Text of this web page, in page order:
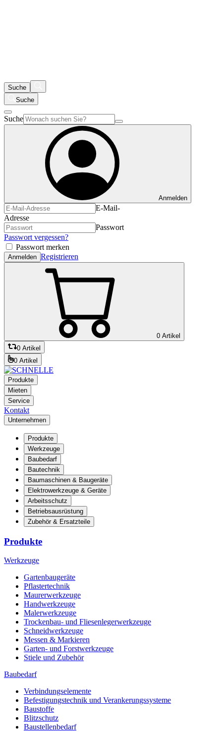
Suche
Suche
Suche
Anmelden
E-Mail-
Adresse
Passwort
Passwort vergessen?
Passwort merken
Anmelden Registrieren
0 Artikel
0 Artikel
0 Artikel
Produkte
Mieten
Service
Kontakt
Unternehmen
Produkte
Werkzeuge
Baubedarf
Bautechnik
Baumaschinen & Baugeräte
Elektrowerkzeuge & Geräte
Arbeitsschutz
Betriebsausrüstung
Zubehör & Ersatzteile
Produkte
Werkzeuge
Gartenbaugeräte
Pflastertechnik
Maurerwerkzeuge
Handwerkzeuge
Malerwerkzeuge
Trockenbau- und Fliesenlegerwerkzeuge
Schneidwerkzeuge
Messen & Markieren
Garten- und Forstwerkzeuge
Stiele und Zubehör
Baubedarf
Verbindungselemente
Befestigungstechnik und Verankerungssysteme
Baustoffe
Blitzschutz
Baustellenbedarf